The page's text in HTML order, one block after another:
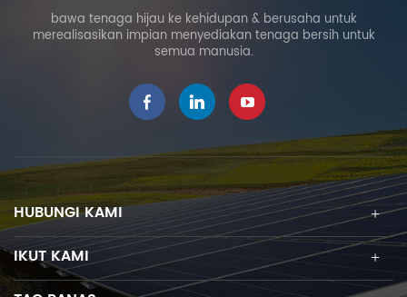
bawa tenaga hijau ke kehidupan & berusaha untuk
merealisasikan impian menyediakan tenaga bersih untuk
semua manusia.
HUBUNGI KAMI
IKUT KAMI